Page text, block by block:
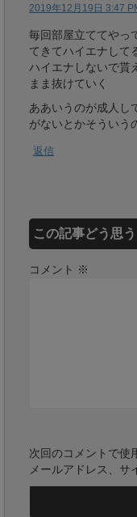
2019年12月19日 3:47
毎回部屋立ててやっ
てきてハイエナして
ハイエナしないで貰
まま抜けていく
ああいうのが成人し
がないとかそういう
返信
この記事どう思
コメント ※
次回のコメントで使
メールアドレス、サ